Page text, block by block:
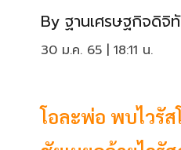
By ฐานเศรษฐกิจดิจิ
30 ม.ค. 65 | 18:11 น.
โอละพ่อ พบไวรัส